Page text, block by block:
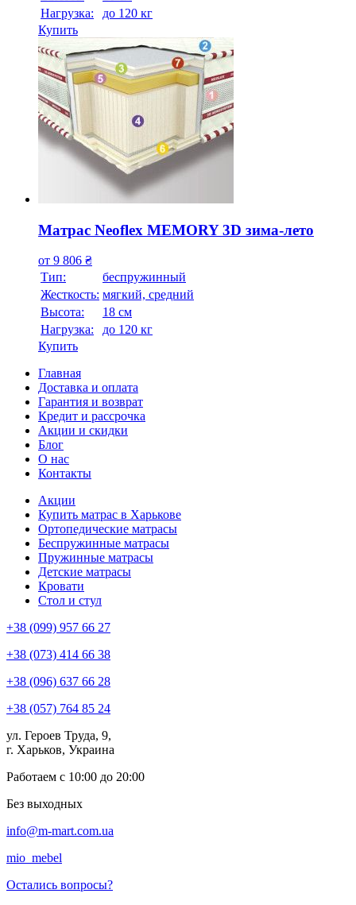
Нагрузка:
до 120 кг
Купить
Матрас Neoflex MEMORY 3D зима-лето
от 9 806 ₴
Тип:
беспружинный
Жесткость: мягкий, средний
Высотa:
18 см
Нагрузка:
до 120 кг
Купить
Главная
Доставка и оплата
Гарантия и возврат
Кредит и рассрочка
Акции и скидки
Блог
О нас
Контакты
Акции
Купить матрас в Харькове
Ортопедические матрасы
Беспружинные матрасы
Пружинные матрасы
Детские матрасы
Кровати
Стол и стул
+38 (099) 957 66 27
+38 (073) 414 66 38
+38 (096) 637 66 28
+38 (057) 764 85 24
ул. Героев Труда, 9,
г. Харьков, Украина
Работаем с 10:00 до 20:00
Без выходных
info@m-mart.com.ua
mio_mebel
Остались вопросы?